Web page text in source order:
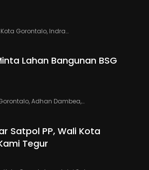
Kota Gorontalo, Indra…
Lahan Bangunan BSG
Gorontalo, Adhan Dambea,…
Satpol PP, Wali Kota
Tegur